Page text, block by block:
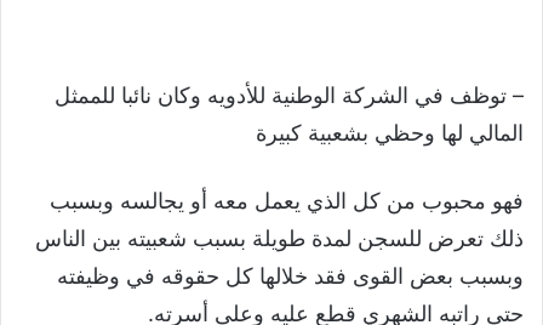
– توظف في الشركة الوطنية للأدويه وكان نائبا للممثل
المالي لها وحظي بشعبية كبيرة
فهو محبوب من كل الذي يعمل معه أو يجالسه وبسبب
ذلك تعرض للسجن لمدة طويلة بسبب شعبيته بين الناس
وبسبب بعض القوى فقد خلالها كل حقوقه في وظيفته
حتى راتبه الشهري قطع عليه وعلى أسرته.